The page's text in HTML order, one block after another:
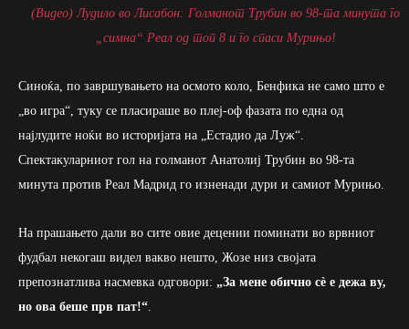
(Видео) Лудило во Лисабон: Голманот Трубин во 98-та минута го
„симна“ Реал од топ 8 и го спаси Мурињо!
Синоќа, по завршувањето на осмото коло, Бенфика не само што е
„во игра“, туку се пласираше во плеј-оф фазата по една од
најлудите ноќи во историјата на „Естадио да Луж“.
Спектакуларниот гол на голманот Анатолиј Трубин во 98-та
минута против Реал Мадрид го изненади дури и самиот Мурињо.
На прашањето дали во сите овие децении поминати во врвниот
фудбал некогаш видел вакво нешто, Жозе низ својата
препознатлива насмевка одговори: „За мене обично сè е дежа ву,
но ова беше прв пат!“.